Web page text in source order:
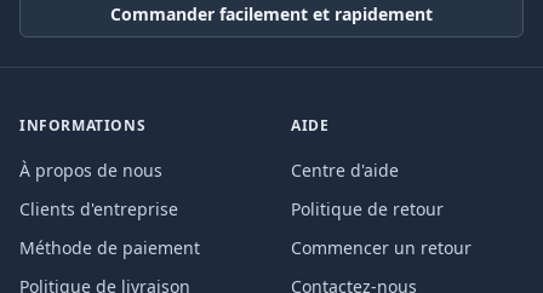
Commander facilement et rapidement
INFORMATIONS
À propos de nous
Clients d'entreprise
Méthode de paiement
Politique de livraison
AIDE
Centre d'aide
Politique de retour
Commencer un retour
Contactez-nous